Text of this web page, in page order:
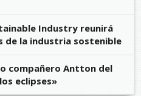
Industry reunirá
de la industria sostenible
compañero Antton del
eclipses»